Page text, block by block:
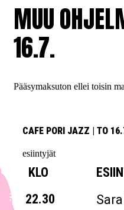
MUU
16.7.
Pääsymaksuton ellei toisin
CAFE PORI JAZZ TO
esiintyjät
KLO
22.30